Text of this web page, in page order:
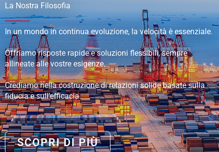
La Nostra Filosofia
In un mondo in continua evoluzione, la velocità è essenziale.
Offriamo risposte rapide e soluzioni flessibili, sempre
allineate alle vostre esigenze.
Crediamo nella costruzione di relazioni solide basate sulla
fiducia e sull’efficacia.
SCOPRI DI PIÙ